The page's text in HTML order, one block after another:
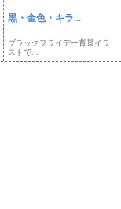
黒・金色・キラ...
ブラックフライデー背景イラ
ストで...